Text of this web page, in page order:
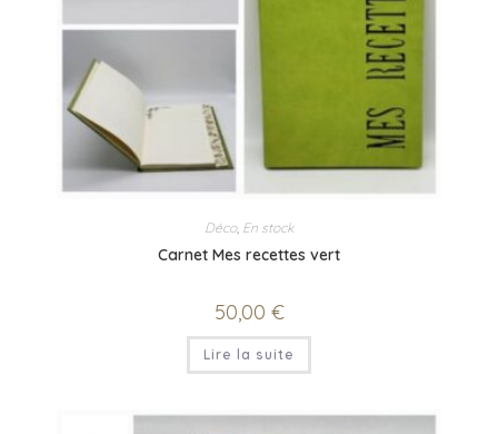
Déco, En stock
Carnet Mes recettes vert
50,00 €
Lire la suite